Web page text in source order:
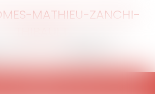
MATHIEU-ZANCHI-